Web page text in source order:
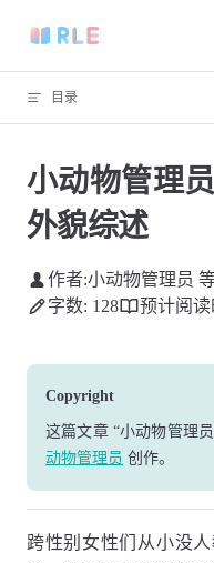
Skip to content
目录
小动物管理
外貌综述
作者:小动物管理员
字数: 128
预计阅读
Copyright
这篇文章 “小动物管理
动物管理员 创作。
跨性别女性们从小没